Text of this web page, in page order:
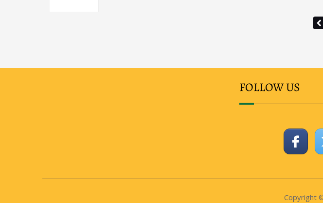
FOLLOW US